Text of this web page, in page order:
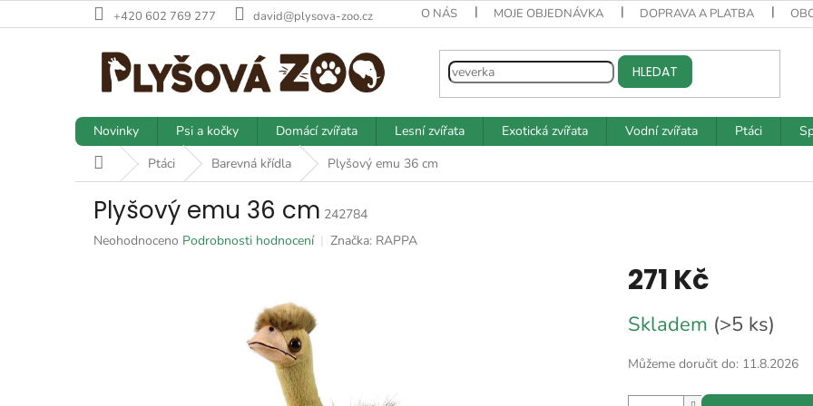
na
+420 602 769 277 david@plysova-zoo.cz O NÁS MOJE OBJEDNÁVKA DOPRAVA A PLATBA
HLEDAT
Novinky Psi a kočky Domácí zvířata Lesní zvířata Exotická zvířata Vodní zvířata Ptáci
Domů Ptáci Barevná křídla Plyšový emu 36 cm
Plyšový emu 36 cm 242784
Průměrné
Neohodnoceno Podrobnosti hodnocení Značka: RAPPA
271 Kč
cena:
Skladem (>5 ks)
Můžeme doručit do: 11.8.2026